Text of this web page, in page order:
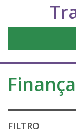
FILTRO